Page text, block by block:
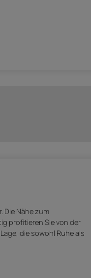
Nähe zum
profitieren Sie von der
die sowohl Ruhe als